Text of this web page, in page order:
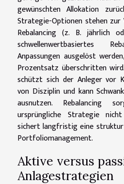
gewünschten Allokation
Strategie-Optionen stehen
Rebalancing (z. B. jährlich
schwellenwertbasiertes
Anpassungen ausgelöst
Prozentsatz überschritten
schützt sich der Anleger vor
von Disziplin und kann
ausnutzen. Rebalancing
ursprüngliche Strategie
sichert langfristig eine
Portfoliomanagement.
Aktive versus
Anlagestrategien